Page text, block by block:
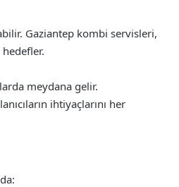
Gaziantep kombi servisleri,
meydana gelir.
ihtiyaçlarını her